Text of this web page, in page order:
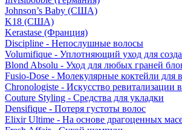
Johnson’s Baby (США)
K18 (США)
Kerastase (Франция)
Discipline - Непослушные волосы
Volumifique - Уплотняющий уход для
Blond Absolu - Уход для любых граней
Fusio-Dose - Молекулярные коктейли для
Chronologiste - Искусство ревитализации
Couture Styling - Средства для укладки
Densifique - Потеря густоты волос
Elixir Ultime - На основе драгоценных